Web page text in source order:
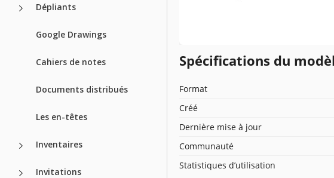
Dépliants
Google Drawings
Cahiers de notes
Documents distribués
Les en-têtes
Inventaires
Invitations
Spécifications du
Format
Créé
Dernière mise à jour
Communauté
Statistiques d’utilisation